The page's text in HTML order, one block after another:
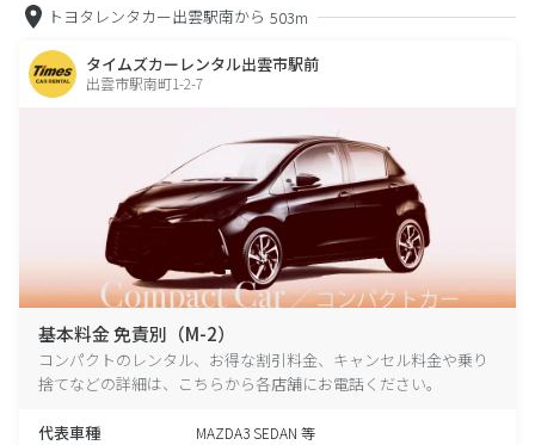
トヨタレンタカー出雲駅南から 503m
タイムズカーレンタル出雲市駅前
出雲市駅南町1-2-7
基本料金 免責別（M-2）
コンパクトのレンタル、お得な割引料金、キャンセル料金や乗り
捨てなどの詳細は、こちらから各店舗にお電話ください。
代表車種 MAZDA3 SEDAN 等